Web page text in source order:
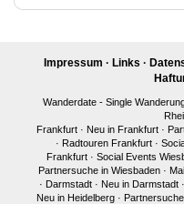
Impressum · Links ·
Wanderdate - Single
Frankfurt · Neu in Frankfurt ·
· Radtouren Frankfurt ·
Frankfurt· Social Events
Partnersuche in Wiesbaden·
· Darmstadt· Neu in Darmstadt·
Neu in Heidelberg ·